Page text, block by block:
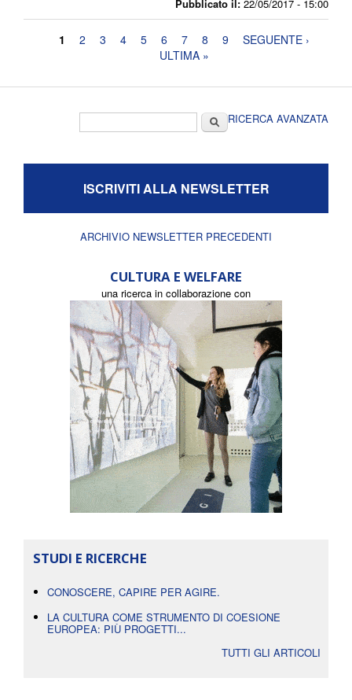
Pubblicato il: 22/05/2017 - 15:00
Pagine
1 2 3 4 5 6 7 8 9
SEGUENTE ›
ULTIMA »
CercaRICERCA AVANZATA
ISCRIVITI ALLA NEWSLETTER
ARCHIVIO NEWSLETTER PRECEDENTI
CULTURA E WELFARE
una ricerca in collaborazione con
STUDI E RICERCHE
CONOSCERE, CAPIRE PER AGIRE.
LA CULTURA COME STRUMENTO DI COESIONE
EUROPEA: PIÙ PROGETTI...
TUTTI GLI ARTICOLI